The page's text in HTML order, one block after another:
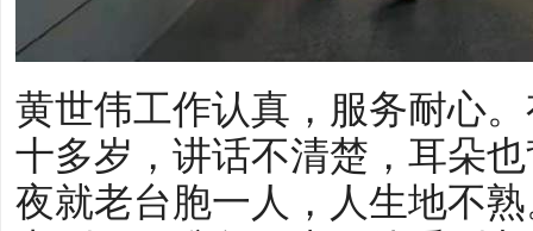
黄世伟工作认真，服务耐心
十多岁，讲话不清楚，耳朵
夜就老台胞一人，人生地不